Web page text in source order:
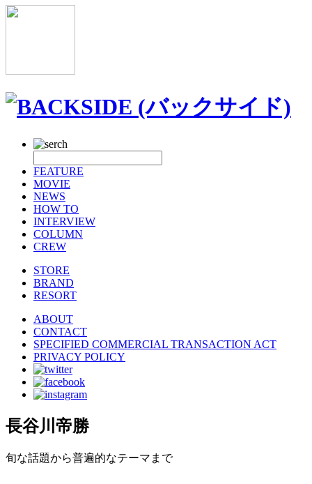
FEATURE
MOVIE
NEWS
HOW TO
INTERVIEW
COLUMN
CREW
STORE
BRAND
RESORT
ABOUT
CONTACT
SPECIFIED COMMERCIAL TRANSACTION ACT
PRIVACY POLICY
長谷川帝勝
旬な話題から普遍的なテーマまで